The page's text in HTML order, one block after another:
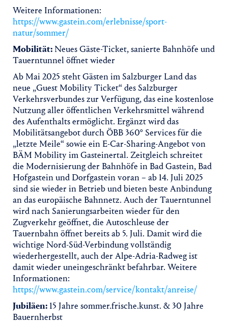
Weitere Informationen:
https://www.gastein.com/erlebnisse/sport-
natur/sommer/
Mobilität: Neues Gäste-Ticket, sanierte Bahnhöfe und
Tauerntunnel öffnet wieder
Ab Mai 2025 steht Gästen im Salzburger Land das
neue „Guest Mobility Ticket“ des Salzburger
Verkehrsverbundes zur Verfügung, das eine kostenlose
Nutzung aller öffentlichen Verkehrsmittel während
des Aufenthalts ermöglicht. Ergänzt wird das
Mobilitätsangebot durch ÖBB 360° Services für die
„letzte Meile“ sowie ein E-Car-Sharing-Angebot von
BÄM Mobility im Gasteinertal. Zeitgleich schreitet
die Modernisierung der Bahnhöfe in Bad Gastein, Bad
Hofgastein und Dorfgastein voran – ab 14. Juli 2025
sind sie wieder in Betrieb und bieten beste Anbindung
an das europäische Bahnnetz. Auch der Tauerntunnel
wird nach Sanierungsarbeiten wieder für den
Zugverkehr geöffnet, die Autoschleuse der
Tauernbahn öffnet bereits ab 5. Juli. Damit wird die
wichtige Nord-Süd-Verbindung vollständig
wiederhergestellt, auch der Alpe-Adria-Radweg ist
damit wieder uneingeschränkt befahrbar. Weitere
Informationen:
https://www.gastein.com/service/kontakt/anreise/
Jubiläen: 15 Jahre sommer.frische.kunst. & 30 Jahre
Bauernherbst